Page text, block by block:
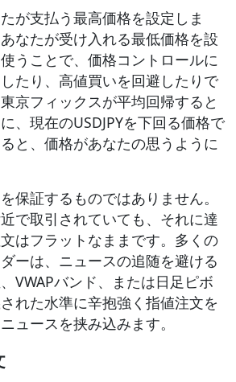
が支払う最高価格を設定しま
なたが受け入れる最低価格を設
うことで、価格コントロールに
たり、高値買いを回避したりで
京フィックスが平均回帰すると
、現在のUSDJPYを下回る価格で
と、価格があなたの思うように
保証するものではありません。
で取引されていても、それに達
はフラットなままです。多くの
ーは、ニュースの追随を避ける
VWAPバンド、または日足ピボ
れた水準に辛抱強く指値注文を
ュースを挟み込みます。